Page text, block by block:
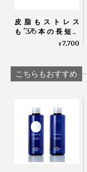
皮脂もストレス
も“376本の長短ピ
ン”が洗い流してくれ
ルプブラシ
¥7,700
こちらもおすすめ